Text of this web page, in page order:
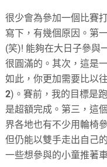
很少會為參加一個比賽
寫下，有幾個原因。第
(笑)! 能夠在大日子參與
很圓滿的。其次，這是
如此，你更加需要比以
2)。賽前，我的目標是
是超額完成。第三，這
界各地也有不少用輪椅
但仍能以雙手走出自己
一些想參與的小童推著